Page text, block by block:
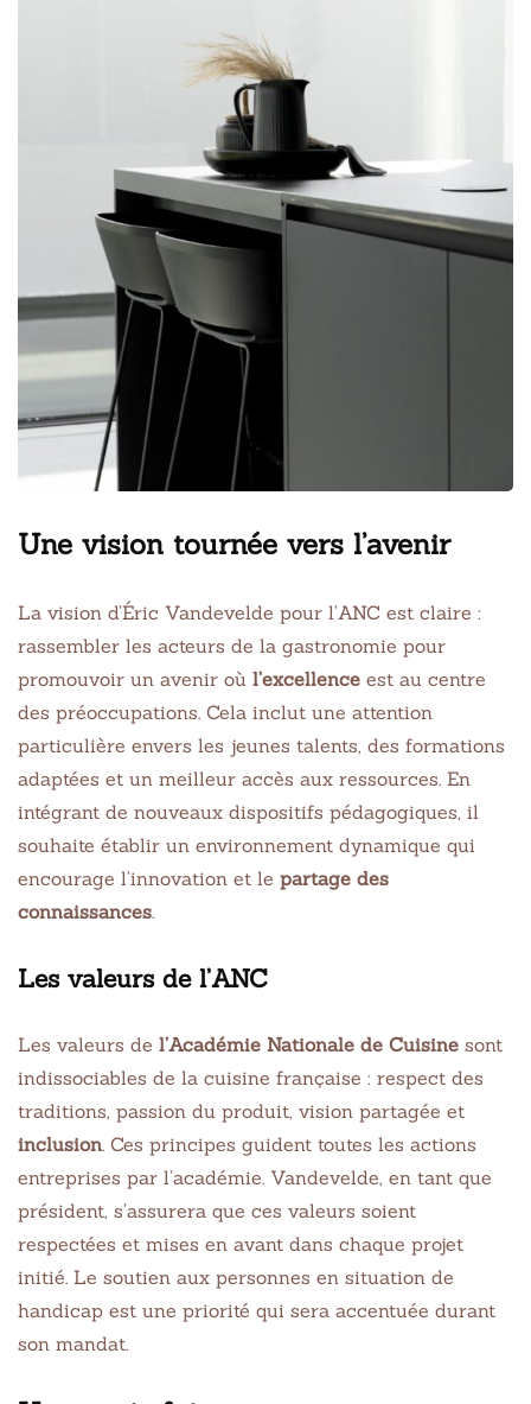
Une vision tournée vers l’avenir
La vision d’Éric Vandevelde pour l’ANC est claire :
rassembler les acteurs de la gastronomie pour
promouvoir un avenir où l’excellence est au centre
des préoccupations. Cela inclut une attention
particulière envers les jeunes talents, des formations
adaptées et un meilleur accès aux ressources. En
intégrant de nouveaux dispositifs pédagogiques, il
souhaite établir un environnement dynamique qui
encourage l’innovation et le partage des
connaissances.
Les valeurs de l’ANC
Les valeurs de l’Académie Nationale de Cuisine sont
indissociables de la cuisine française : respect des
traditions, passion du produit, vision partagée et
inclusion. Ces principes guident toutes les actions
entreprises par l’académie. Vandevelde, en tant que
président, s’assurera que ces valeurs soient
respectées et mises en avant dans chaque projet
initié. Le soutien aux personnes en situation de
handicap est une priorité qui sera accentuée durant
son mandat.